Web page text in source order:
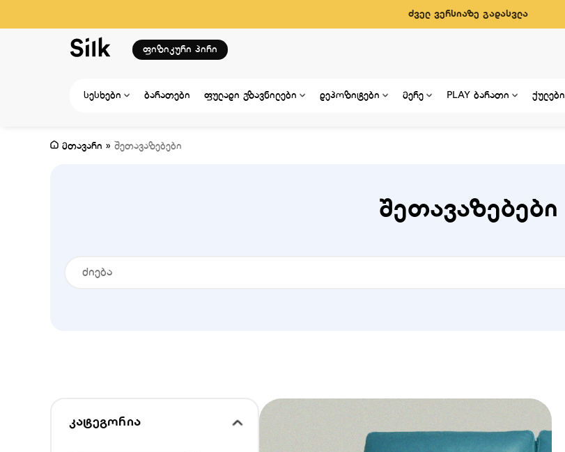
ძველ ვერსიაზე გადასვლა
ფიზიკური პირი
სესხები ბარათები ფულადი გზავნილები დეპოზიტები მერე PLAY ბარათი ქულები
მთავარი » შეთავაზებები
შეთავაზებები
კატეგორია